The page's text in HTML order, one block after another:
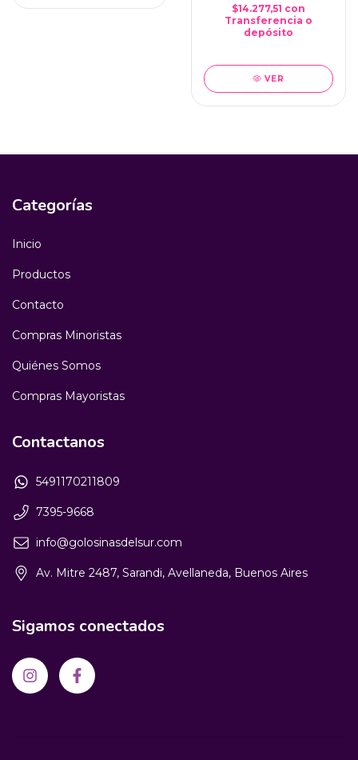
$14.277,51 con
Transferencia o
depósito
VER
Categorías
Inicio
Productos
Contacto
Compras Minoristas
Quiénes Somos
Compras Mayoristas
Contactanos
5491170211809
7395-9668
info@golosinasdelsur.com
Av. Mitre 2487, Sarandi, Avellaneda, Buenos Aires
Sigamos conectados